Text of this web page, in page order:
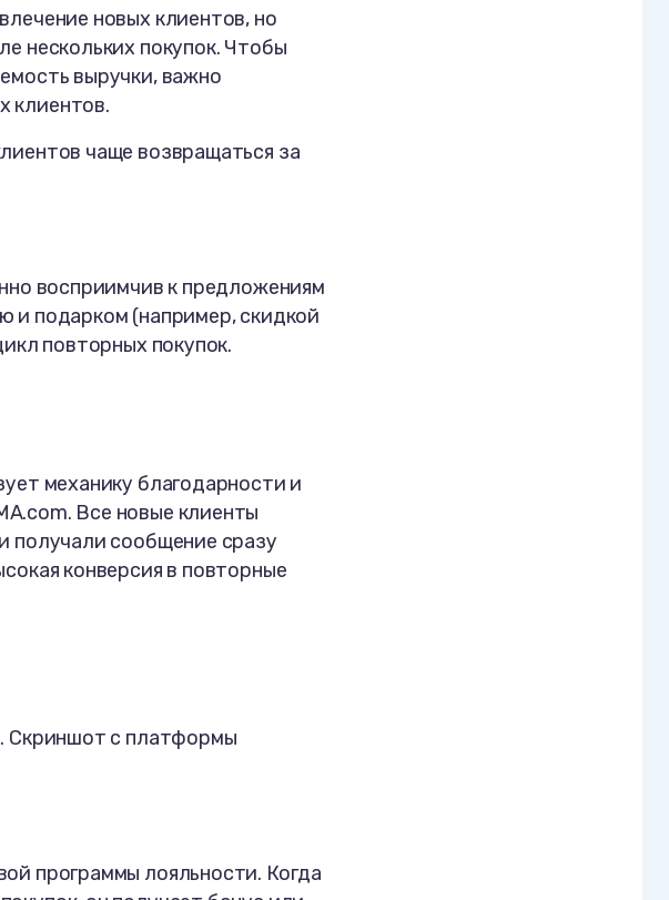
новых клиентов, но
нескольких покупок. Чтобы
выручки, важно
клиентов.
чаще возвращаться за
восприимчив к предложениям
и подарком (например, скидкой
повторных покупок.
механику благодарности и
Все новые клиенты
получали сообщение сразу
конверсия в повторные
Скриншот с платформы
программы лояльности. Когда